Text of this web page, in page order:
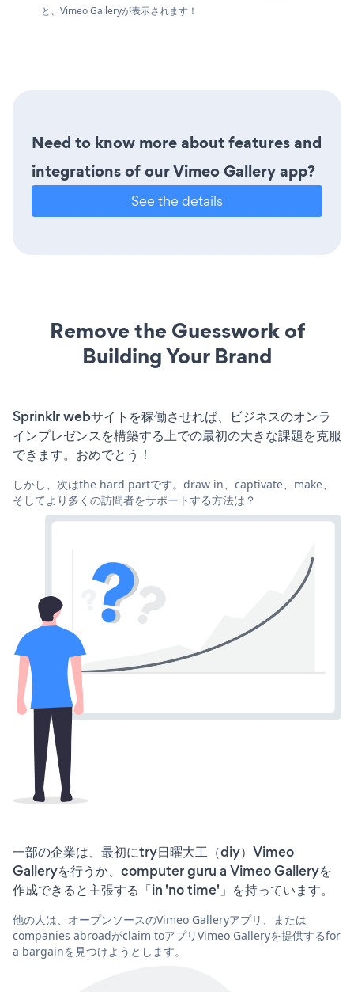
と、Vimeo Galleryが表示されます！
Need to know more about features and
integrations of our Vimeo Gallery app?
See the details
Remove the Guesswork of
Building Your Brand
Sprinklr webサイトを稼働させれば、ビジネスのオンラ
インプレゼンスを構築する上での最初の大きな課題を克服
できます。おめでとう！
しかし、次はthe hard partです。draw in、captivate、make、
そしてより多くの訪問者をサポートする方法は？
一部の企業は、最初にtry日曜大工（diy）Vimeo
Galleryを行うか、computer guru a Vimeo Galleryを
作成できると主張する「in 'no time'」を持っています。
他の人は、オープンソースのVimeo Galleryアプリ、または
companies abroadがclaim toアプリVimeo Galleryを提供するfor
a bargainを見つけようとします。